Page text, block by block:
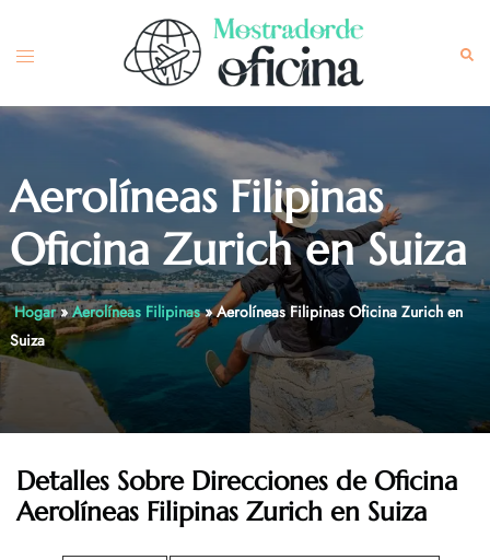
content
Toggle
Aerolíneas Filipinas
Oficina Zurich en Suiza
Hogar»Aerolíneas Filipinas»Aerolíneas Filipinas Oficina Zurich en
Suiza
Detalles Sobre Direcciones de Oficina
Aerolíneas Filipinas Zurich en Suiza